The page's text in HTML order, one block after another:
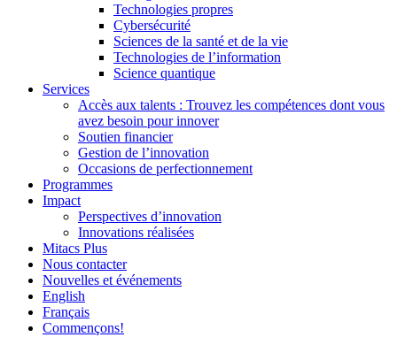
Technologies propres
Cybersécurité
Sciences de la santé et de la vie
Technologies de l’information
Science quantique
Services
Accès aux talents : Trouvez les compétences dont vous
avez besoin pour innover
Soutien financier
Gestion de l’innovation
Occasions de perfectionnement
Programmes
Impact
Perspectives d’innovation
Innovations réalisées
Mitacs Plus
Nous contacter
Nouvelles et événements
English
Français
Commençons!